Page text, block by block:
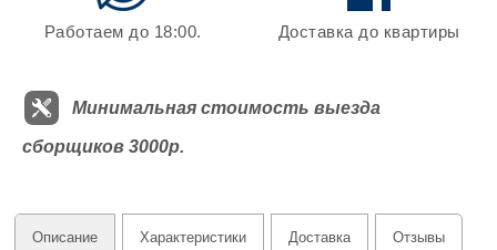
Работаем до 18:00. Доставка до квартиры
Минимальная стоимость выезда
сборщиков 3000р.
Описание Характеристики Доставка Отзывы